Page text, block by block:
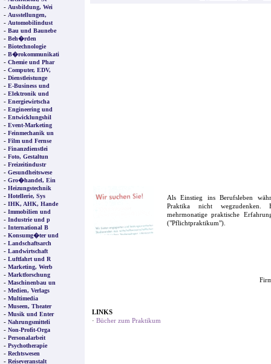
- Ausbildung, Wei
- Ausstellungen,
- Automobilindust
- Bau und Baunebe
- Beh�rden
- Biotechnologie
- B�rokommunikati
- Chemie und Phar
- Computer, EDV,
- Dienstleistunge
- E-Business und
- Elektronik und
- Energiewirtscha
- Engineering und
- Entwicklungshil
- Event-Marketing
- Feinmechanik un
- Film und Fernse
- Finanzdienstlei
- Foto, Gestaltun
- Freizeitindustr
- Gesundheitswese
- Gro�handel, Ein
- Heizungstechnik
- Hotellerie, Sys
- IHK, AHK, Hande
- Immobilien und
- Industrie und p
- International B
- Konsumg�ter und
- Landschaftsarch
- Landwirtschaft
- Luftfahrt und R
- Marketing, Werb
- Marktforschung
- Maschinenbau un
- Medien, Verlags
- Multimedia
- Museen, Theater
- Musik und Enter
- Nahrungsmitteli
- Non-Profit-Orga
- Personalarbeit
- Psychotherapie
- Rechtswesen
- Reiseveranstalt
Als Einstieg ins Berufsleben
Praktika nicht wegzudenken.
mehrmonatige praktische
("Pflichtpraktikum").
LINKS
· Bücher zum Praktikum